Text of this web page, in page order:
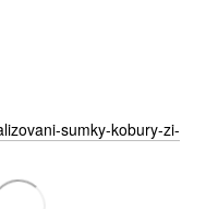
sumky-kobury-zi-